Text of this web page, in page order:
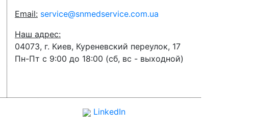
Email: service­@­snmedservice.­com.­ua
Наш адрес:
04073, г. Киев, Куреневский переулок, 17
Пн-Пт с 9:00 до 18:00 (сб, вс - выходной)
LinkedIn